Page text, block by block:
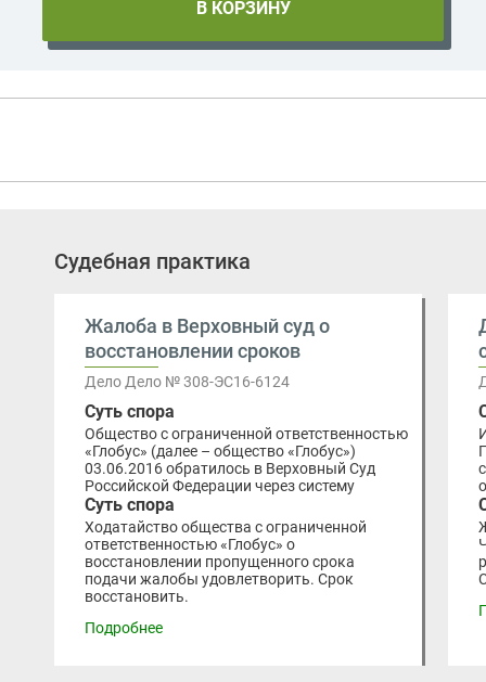
Судебная практика
Жалоба в Верховный суд о
восстановлении сроков
Дело Дело № 308-ЭС16-6124
Суть спора
Общество с ограниченной ответственностью
«Глобус» (далее – общество «Глобус»)
03.06.2016 обратилось в Верховный Суд
Российской Федерации через систему
Суть спора
Ходатайство общества с ограниченной
ответственностью «Глобус» о
восстановлении пропущенного срока
подачи жалобы удовлетворить. Срок
восстановить.
Подробнее